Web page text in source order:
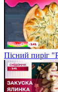
Пісний пиріг